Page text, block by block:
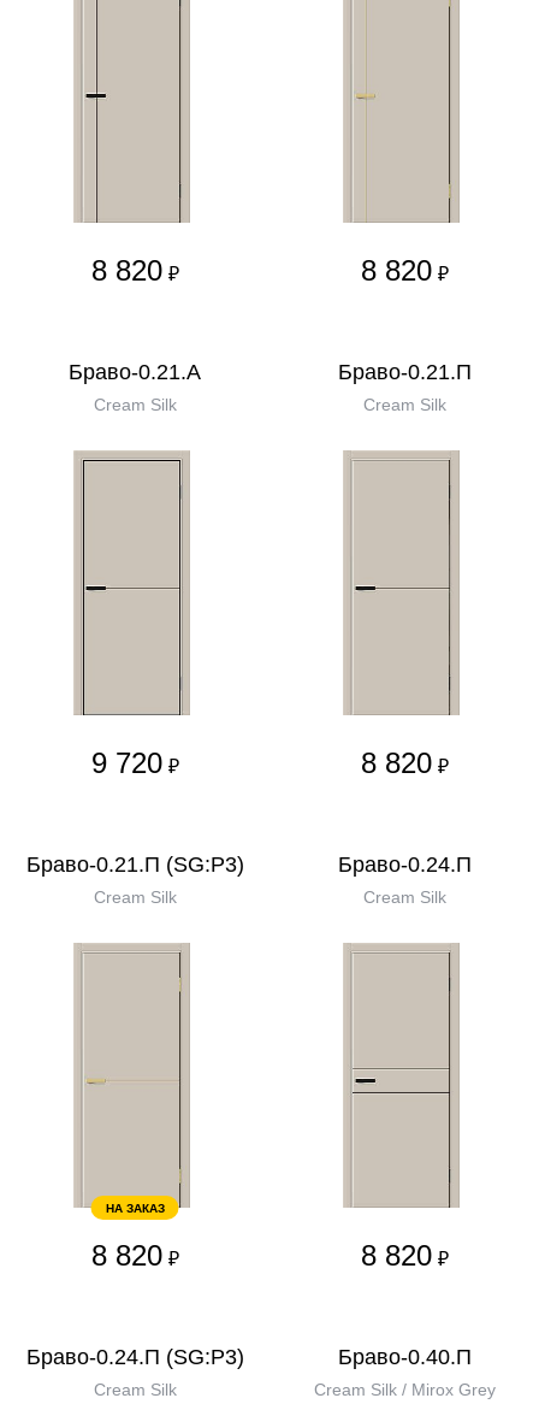
8 820 ₽ 8 820 ₽
Браво-0.21.А
Cream Silk
9 720 ₽
Браво-0.21.П
Cream Silk
8 820 ₽
Браво-0.21.П (SG:P3)
Cream Silk
НА ЗАКАЗ
8 820 ₽
Браво-0.24.П
Cream Silk
8 820 ₽
Браво-0.24.П (SG:P3)
Cream Silk
Браво-0.40.П
Cream Silk / Mirox Grey